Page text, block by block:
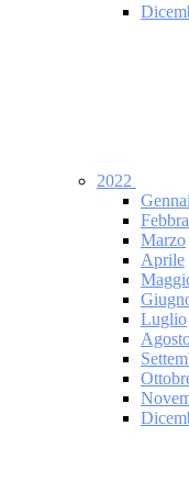
2022
Marzo
Aprile
Luglio